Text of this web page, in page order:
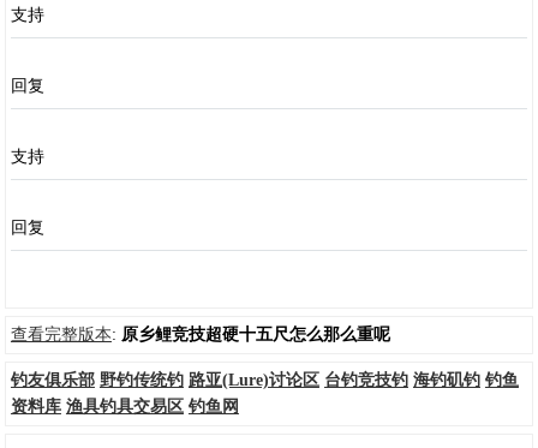
支持
回复
支持
回复
查看完整版本: 原乡鲤竞技超硬十五尺怎么那么重呢
钓友俱乐部 野钓传统钓 路亚(Lure)讨论区 台钓竞技钓 海钓矶钓 钓鱼
资料库 渔具钓具交易区 钓鱼网